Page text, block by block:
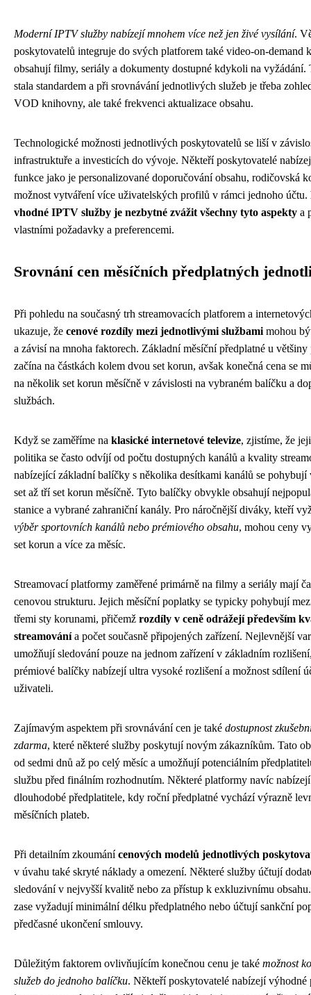
Moderní IPTV služby nabízejí mnohem více než jen živé vysílání.
poskytovatelů integruje do svých platforem také video-on-demand
obsahují filmy, seriály a dokumenty dostupné kdykoli na vyžádání.
stala standardem a při srovnávání jednotlivých služeb je třeba
VOD knihovny, ale také frekvenci aktualizace obsahu.
Technologické možnosti jednotlivých poskytovatelů se liší v
infrastruktuře a investicích do vývoje. Někteří poskytovatelé
funkce jako je personalizované doporučování obsahu, rodičovská
možnost vytváření více uživatelských profilů v rámci jednoho účtu.
vhodné IPTV služby je nezbytné zvážit všechny tyto aspekty a
vlastními požadavky a preferencemi.
Srovnání cen měsíčních předplatných
Při pohledu na současný trh streamovacích platforem a
ukazuje, že cenové rozdíly mezi jednotlivými službami mohou
a závisí na mnoha faktorech. Základní měsíční předplatné u
začína na částkách kolem dvou set korun, avšak konečná cena se
na několik set korun měsíčně v závislosti na vybraném balíčku a
službách.
Když se zaměříme na klasické internetové televize, zjistíme, že
politika se často odvíjí od počtu dostupných kanálů a kvality
nabízející základní balíčky s několika desítkami kanálů se pohybují
set až tří set korun měsíčně. Tyto balíčky obvykle obsahují
stanice a vybrané zahraniční kanály. Pro náročnější diváky, kteří
výběr sportovních kanálů nebo prémiového obsahu, mohou ceny
set korun a více za měsíc.
Streamovací platformy zaměřené primárně na filmy a seriály mají
cenovou strukturu. Jejich měsíční poplatky se typicky pohybují
třemi sty korunami, přičemž rozdíly v ceně odrážejí především
streamovánía počet současně připojených zařízení. Nejlevnější
umožňují sledování pouze na jednom zařízení v základním
prémiové balíčky nabízejí ultra vysoké rozlišení a možnost sdílení
uživateli.
Zajímavým aspektem při srovnávání cen je také dostupnost
zdarma, které některé služby poskytují novým zákazníkům. Tato
od sedmi dnů až po celý měsíc a umožňují potenciálním
službu před finálním rozhodnutím. Některé platformy navíc
dlouhodobé předplatitele, kdy roční předplatné vychází výrazně
měsíčních plateb.
Při detailním zkoumánícenových modelů jednotlivých
v úvahu také skryté náklady a omezení. Některé služby účtují
sledování v nejvyšší kvalitě nebo za přístup k exkluzivnímu
zase vyžadují minimální délku předplatného nebo účtují sankční
předčasné ukončení smlouvy.
Důležitým faktorem ovlivňujícím konečnou cenu je také možnost
služeb do jednoho balíčku. Někteří poskytovatelé nabízejí výhodné